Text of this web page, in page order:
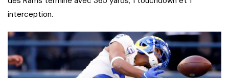
interception.